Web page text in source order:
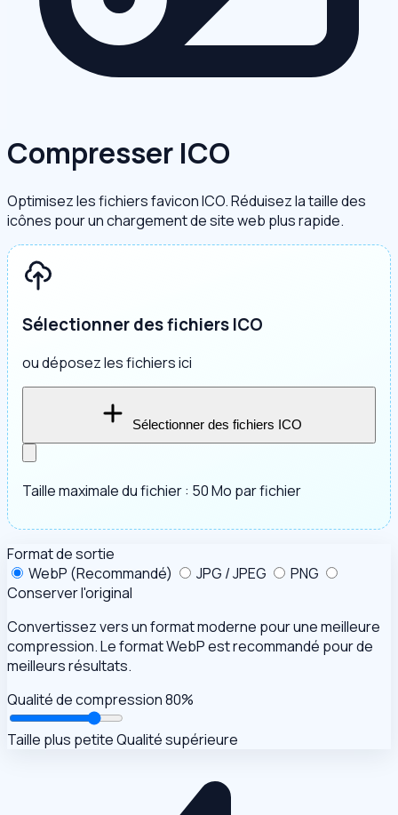
Compresser ICO
Optimisez les fichiers favicon ICO. Réduisez la taille des
icônes pour un chargement de site web plus rapide.
Sélectionner des fichiers ICO
ou déposez les fichiers ici
Sélectionner des fichiers ICO
Taille maximale du fichier : 50 Mo par fichier
Format de sortie
WebP (Recommandé)
JPG / JPEG
PNG
Conserver l'original
Convertissez vers un format moderne pour une meilleure
compression. Le format WebP est recommandé pour de
meilleurs résultats.
Qualité de compression80%
Taille plus petiteQualité supérieure